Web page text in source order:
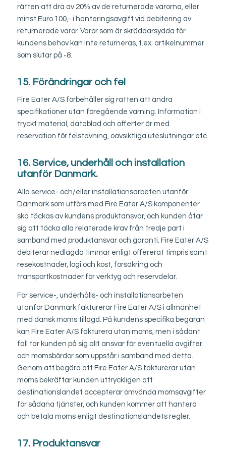
rätten att dra av 20% av de returnerade varorna, eller
minst Euro 100,- i hanteringsavgift vid debitering av
returnerade varor. Varor som är skräddarsydda för
kundens behov kan inte returneras, t.ex. artikelnummer
som slutar på -8.
15. Förändringar och fel
Fire Eater A/S förbehåller sig rätten att ändra
specifikationer utan föregående varning. Information i
tryckt material, datablad och offerter är med
reservation för felstavning, oavsiktliga uteslutningar etc.
16. Service, underhåll och installation
utanför Danmark.
Alla service- och/eller installationsarbeten utanför
Danmark som utförs med Fire Eater A/S komponenter
ska täckas av kundens produktansvar, och kunden åtar
sig att täcka alla relaterade krav från tredje part i
samband med produktansvar och garanti. Fire Eater A/S
debiterar nedlagda timmar enligt offererat timpris samt
resekostnader, logi och kost, försäkring och
transportkostnader för verktyg och reservdelar.
För service-, underhålls- och installationsarbeten
utanför Danmark fakturerar Fire Eater A/S i allmänhet
med dansk moms tillagd. På kundens specifika begäran
kan Fire Eater A/S fakturera utan moms, men i sådant
fall tar kunden på sig allt ansvar för eventuella avgifter
och momsbördor som uppstår i samband med detta.
Genom att begära att Fire Eater A/S fakturerar utan
moms bekräftar kunden uttryckligen att
destinationslandet accepterar omvända momsavgifter
för sådana tjänster, och kunden kommer att hantera
och betala moms enligt destinationslandets regler.
17. Produktansvar